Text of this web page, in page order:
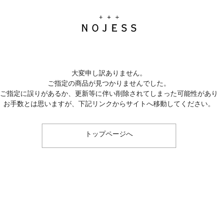
大変申し訳ありません。
ご指定の商品が見つかりませんでした。
指定に誤りがあるか、更新等に伴い削除されてしまった可能性があ
お手数とは思いますが、下記リンクからサイトへ移動してください。
トップページへ